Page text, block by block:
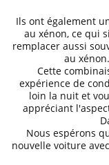
Ils ont également
au xénon, ce qui
remplacer aussi
au
Cette
expérience de
loin la nuit et
appréciant
Nous espérons
nouvelle voiture